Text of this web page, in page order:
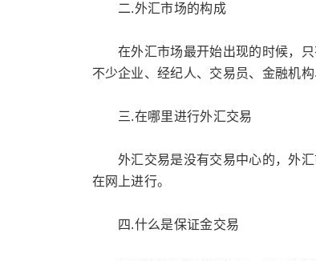
二.外汇市场的构成
在外汇市场最开始出现的时候，只
不少企业、经纪人、交易员、金融机
三.在哪里进行外汇交易
外汇交易是没有交易中心的，外汇
在网上进行。
四.什么是保证金交易